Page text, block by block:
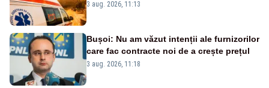
suplimentate, stocuri de medicamente
3 aug. 2026, 11:13
Bușoi: Nu am văzut intenții ale furnizorilor
care fac contracte noi de a crește prețul
3 aug. 2026, 11:18